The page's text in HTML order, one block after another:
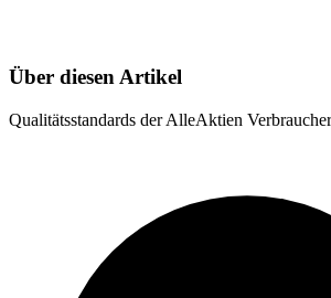
Über diesen Artikel
Qualitätsstandards der AlleAktien